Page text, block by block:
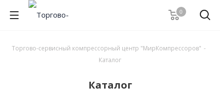
0
Торгово-сервисный компрессорный центр "МирКомпрессоров" -
Каталог
Каталог